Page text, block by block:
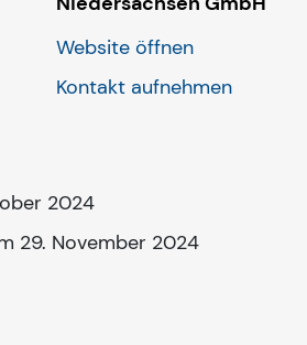
Website öffnen
Kontakt aufnehmen
2024
29. November 2024